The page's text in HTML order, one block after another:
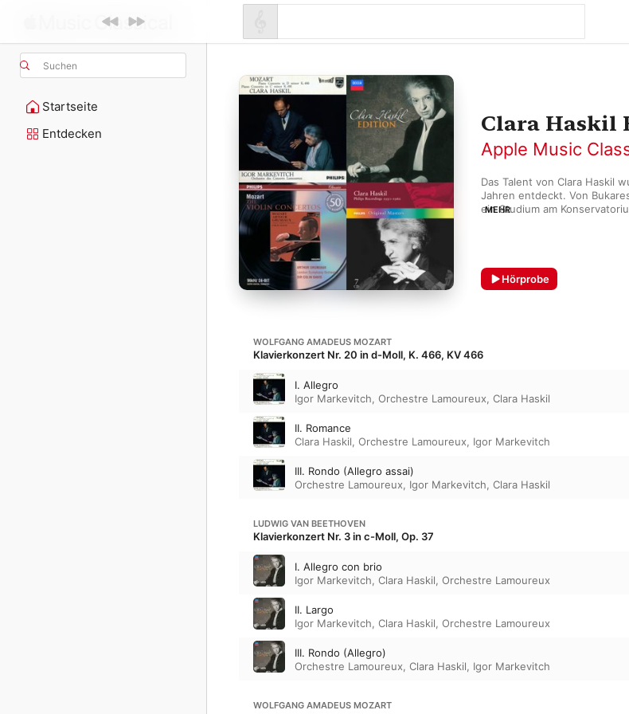
Suchen
Startseite
Entdecken
Clara Haskil
Apple Music
Das Talent von Clara Haskil
Jahren entdeckt. Von
ein Studium am
Klavierkonzerten und
Können unter Beweis stellen.
MEHR
Hörprobe
WOLFGANG AMADEUS MOZART
Klavierkonzert Nr. 20 in d-Moll, K. 466, KV 466
I. Allegro
Igor Markevitch, Orchestre Lamoureux, Clara Haskil
II. Romance
Clara Haskil, Orchestre Lamoureux, Igor Markevitch
III. Rondo (Allegro assai)
Orchestre Lamoureux, Igor Markevitch, Clara Haskil
LUDWIG VAN BEETHOVEN
Klavierkonzert Nr. 3 in c-Moll, Op. 37
I. Allegro con brio
Igor Markevitch, Clara Haskil, Orchestre Lamoureux
II. Largo
Igor Markevitch, Clara Haskil, Orchestre Lamoureux
III. Rondo (Allegro)
Orchestre Lamoureux, Clara Haskil, Igor Markevitch
WOLFGANG AMADEUS MOZART